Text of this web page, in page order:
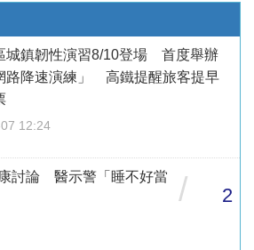
城鎮韌性演習8/10登場 首度舉辦
路降速演練」 高鐵提醒旅客提早
12:24
討論 醫示警「睡不好當
/ 2